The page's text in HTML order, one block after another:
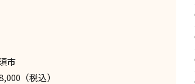
市
（税込）